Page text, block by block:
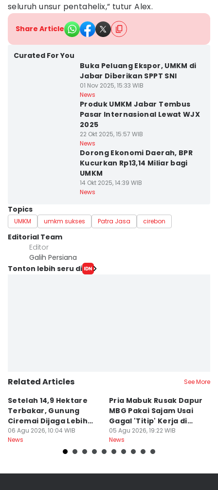
seluruh unsur pentahelix,” tutur Alex.
Share Article
Curated For You
Buka Peluang Ekspor, UMKM di
Jabar Diberikan SPPT SNI
01 Nov 2025, 15:33 WIB
News
Produk UMKM Jabar Tembus
Pasar Internasional Lewat WJX
2025
22 Okt 2025, 15:57 WIB
News
Dorong Ekonomi Daerah, BPR
Kucurkan Rp13,14 Miliar bagi
UMKM
14 Okt 2025, 14:39 WIB
News
Topics
UMKM umkm sukses Patra Jasa cirebon
Editorial Team
Editor
Galih Persiana
Tonton lebih seru di
Related Articles See More
Setelah 14,9 Hektare
Terbakar, Gunung
Ciremai Dijaga Lebih
Ketat
06 Agu 2026, 10:04 WIB
News
Pria Mabuk Rusak Dapur
MBG Pakai Sajam Usai
Gagal 'Titip' Kerja di
Sukabumi
05 Agu 2026, 19:22 WIB
News